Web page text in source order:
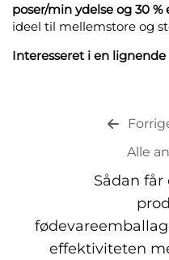
poser/min ydelse og 30
ideel til mellemstore og
Interesseret i en lignende
Alle
Sådan
effektiviteten